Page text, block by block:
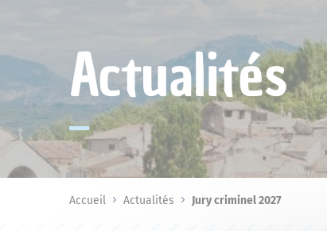
Actualités
Accueil Actualités Jury criminel 2027